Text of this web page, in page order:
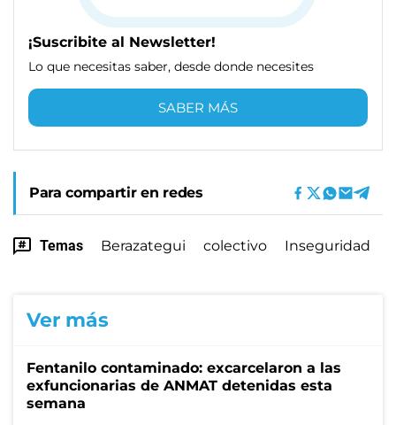
¡Suscribite al Newsletter!
Lo que necesitas saber, desde donde necesites
SABER MÁS
Para compartir en redes
Temas Berazategui colectivo Inseguridad
Ver más
Fentanilo contaminado: excarcelaron a las
exfuncionarias de ANMAT detenidas esta
semana